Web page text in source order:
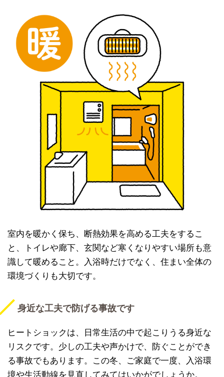
室内を暖かく保ち、断熱効果を高める工夫をするこ
と、トイレや廊下、玄関など寒くなりやすい場所も意
識して暖めること。入浴時だけでなく、住まい全体の
環境づくりも大切です。
身近な工夫で防げる事故です
ヒートショックは、日常生活の中で起こりうる身近な
リスクです。少しの工夫や声かけで、防ぐことができ
る事故でもあります。この冬、ご家庭で一度、入浴環
境や生活動線を見直してみてはいかがでしょうか。